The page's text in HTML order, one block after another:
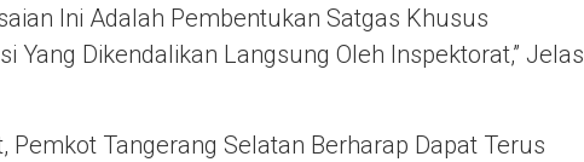
Ini Adalah Pembentukan Satgas Khusus
Yang Dikendalikan Langsung Oleh Inspektorat,” Jelas
Pemkot Tangerang Selatan Berharap Dapat Terus